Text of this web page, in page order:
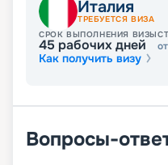
Италия
ТРЕБУЕТСЯ ВИЗА
СРОК ВЫПОЛНЕНИЯ ВИЗЫ
45 рабочих дней от
Как получить визу
Вопросы-